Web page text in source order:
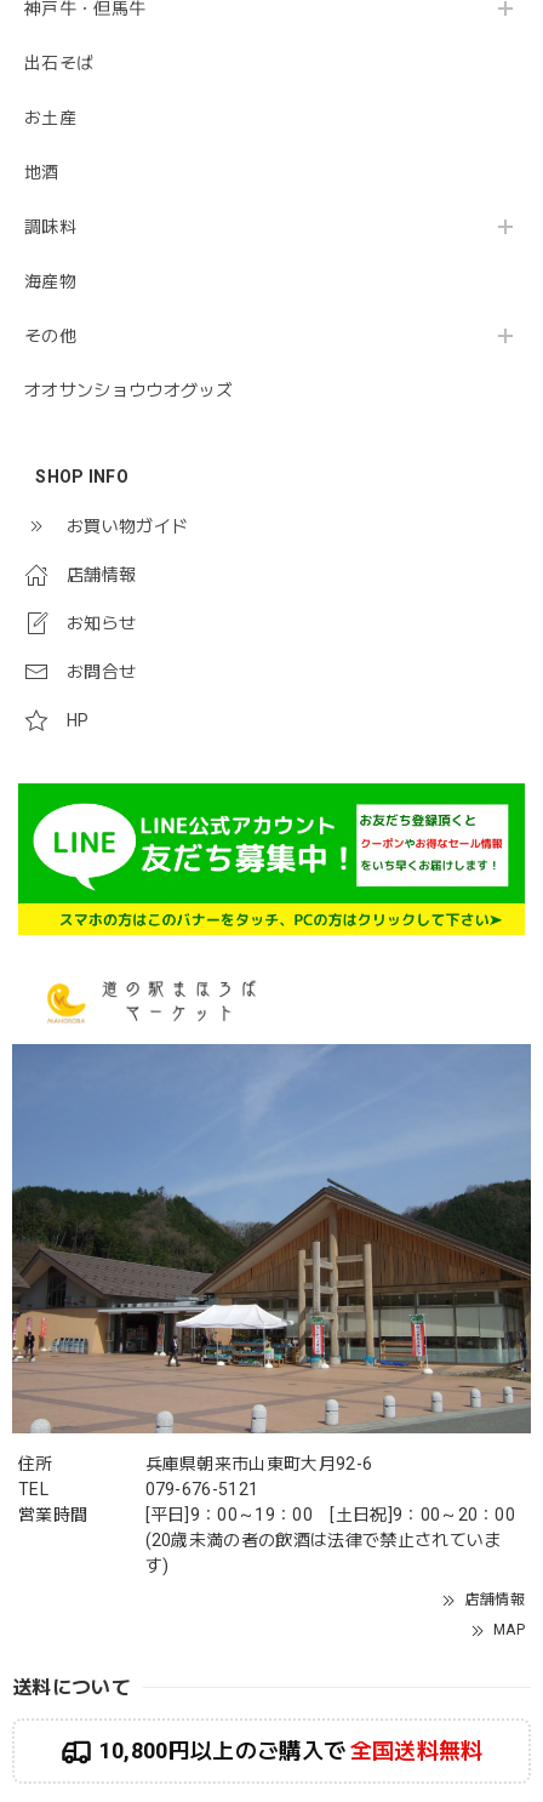
神戸牛・但馬牛
出石そば
お土産
地酒
調味料
海産物
その他
オオサンショウウオグッズ
SHOP INFO
お買い物ガイド
店舗情報
お知らせ
お問合せ
HP
住所
兵庫県朝来市山東町大月92-6
TEL
079-676-5121
営業時間
[平日]9：00～19：00 [土日祝]9：00～20：00
(20歳未満の者の飲酒は法律で禁止されていま
す)
店舗情報
MAP
送料について
10,800円以上のご購入で全国送料無料